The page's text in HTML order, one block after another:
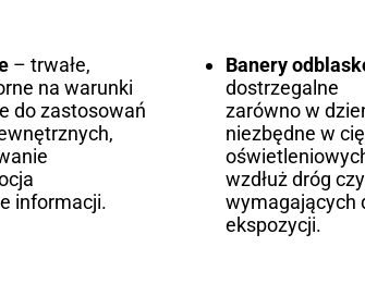
– trwałe,
na warunki
do zastosowań
informacji.
Banery
dostrzegalne
zarówno w
niezbędne w
wzdłuż dróg
wymagających
ekspozycji.